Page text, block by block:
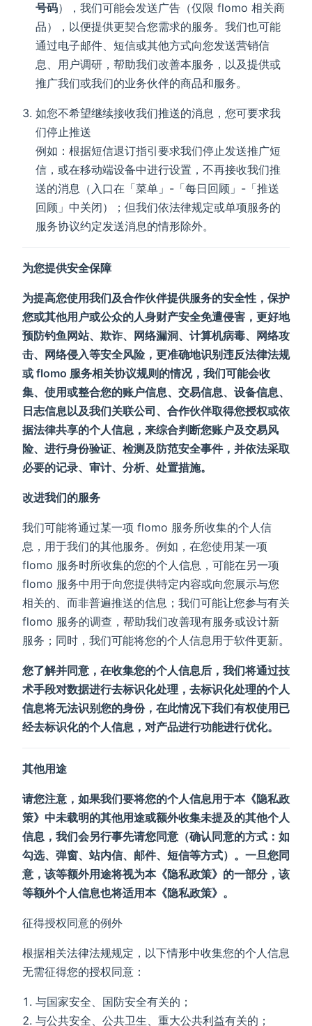
号码），我们可能会发送广告（仅限 flomo 相关商
品），以便提供更契合您需求的服务。我们也可能
通过电子邮件、短信或其他方式向您发送营销信
息、用户调研，帮助我们改善本服务，以及提供或
推广我们或我们的业务伙伴的商品和服务。
如您不希望继续接收我们推送的消息，您可要求我
们停止推送
例如：根据短信退订指引要求我们停止发送推广短
信，或在移动端设备中进行设置，不再接收我们推
送的消息（入口在「菜单」-「每日回顾」-「推送
回顾」中关闭）；但我们依法律规定或单项服务的
服务协议约定发送消息的情形除外。
为您提供安全保障
为提高您使用我们及合作伙伴提供服务的安全性，保护
您或其他用户或公众的人身财产安全免遭侵害，更好地
预防钓鱼网站、欺诈、网络漏洞、计算机病毒、网络攻
击、网络侵入等安全风险，更准确地识别违反法律法规
或 flomo 服务相关协议规则的情况，我们可能会收
集、使用或整合您的账户信息、交易信息、设备信息、
日志信息以及我们关联公司、合作伙伴取得您授权或依
据法律共享的个人信息，来综合判断您账户及交易风
险、进行身份验证、检测及防范安全事件，并依法采取
必要的记录、审计、分析、处置措施。
改进我们的服务
我们可能将通过某一项 flomo 服务所收集的个人信
息，用于我们的其他服务。例如，在您使用某一项
flomo 服务时所收集的您的个人信息，可能在另一项
flomo 服务中用于向您提供特定内容或向您展示与您
相关的、而非普遍推送的信息；我们可能让您参与有关
flomo 服务的调查，帮助我们改善现有服务或设计新
服务；同时，我们可能将您的个人信息用于软件更新。
您了解并同意，在收集您的个人信息后，我们将通过技
术手段对数据进行去标识化处理，去标识化处理的个人
信息将无法识别您的身份，在此情况下我们有权使用已
经去标识化的个人信息，对产品进行功能进行优化。
其他用途
请您注意，如果我们要将您的个人信息用于本《隐私政
策》中未载明的其他用途或额外收集未提及的其他个人
信息，我们会另行事先请您同意（确认同意的方式：如
勾选、弹窗、站内信、邮件、短信等方式）。一旦您同
意，该等额外用途将视为本《隐私政策》的一部分，该
等额外个人信息也将适用本《隐私政策》。
征得授权同意的例外
根据相关法律法规规定，以下情形中收集您的个人信息
无需征得您的授权同意：
与国家安全、国防安全有关的；
与公共安全、公共卫生、重大公共利益有关的；